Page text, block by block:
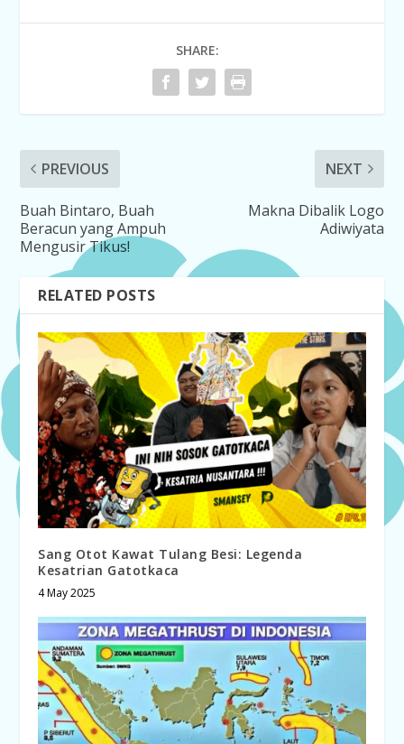
SHARE:
PREVIOUS
Buah Bintaro, Buah
Beracun yang Ampuh
Mengusir Tikus!
NEXT
Makna Dibalik Logo
Adiwiyata
RELATED POSTS
Sang Otot Kawat Tulang Besi: Legenda
Kesatrian Gatotkaca
4 May 2025